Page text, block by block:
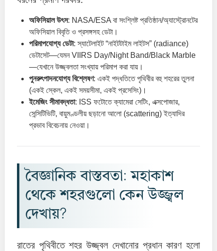
অফিসিয়াল উৎস: NASA/ESA বা সংশ্লিষ্ট প্রতিষ্ঠান/অ্যাস্ট্রোনটের
অফিসিয়াল বিবৃতি ও প্রসঙ্গসহ ডেটা।
পরিমাপযোগ্য ডেটা: স্যাটেলাইট “নাইটটাইম লাইটস” (radiance)
ডেটাসেট—যেমন VIIRS Day/Night Band/Black Marble
—যেখানে উজ্জ্বলতা সংখ্যায় পরিমাপ করা যায়।
পুনরুৎপাদনযোগ্য বিশ্লেষণ: একই পদ্ধতিতে পৃথিবীর বহু শহরের তুলনা
(একই স্কেল, একই সময়সীমা, একই প্রসেসিং)।
ইমেজিং সীমাবদ্ধতা: ISS ফটোতে ক্যামেরা সেটিং, এক্সপোজার,
সেন্সিটিভিটি, বায়ুমণ্ডলীয় ছড়ানো আলো (scattering) ইত্যাদির
প্রভাব বিবেচনায় নেওয়া।
বৈজ্ঞানিক বাস্তবতা: মহাকাশ
থেকে শহরগুলো কেন উজ্জ্বল
দেখায়?
রাতের পৃথিবীতে শহর উজ্জ্বল দেখানোর প্রধান কারণ হলো